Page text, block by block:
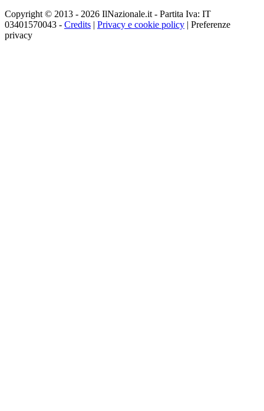
Copyright © 2013 - 2026 IlNazionale.it - Partita Iva: IT
03401570043 - Credits | Privacy e cookie policy | Preferenze
privacy